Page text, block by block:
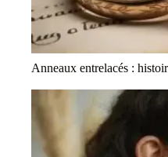
Anneaux entrelacés :